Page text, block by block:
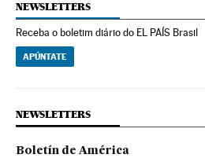
NEWSLETTERS
Receba o boletim diário do EL PAÍS Brasil
APÚNTATE
NEWSLETTERS
Boletín de América